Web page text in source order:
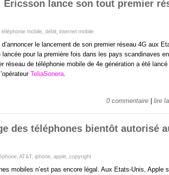
Ericsson lance son tout premier
téléphonie mobile débit internet mobile
d’annoncer le lancement de son premier réseau 4G aux
pour la première fois dans les pays scandinaves en
réseau de téléphonie mobile de 4e génération a été lancé
TeliaSonera.
0 commentaire lire
des téléphones bientôt autorisé
AT&T, iphone apple copyright
mobiles n’est pas encore légal. Aux Etats-Unis, Apple